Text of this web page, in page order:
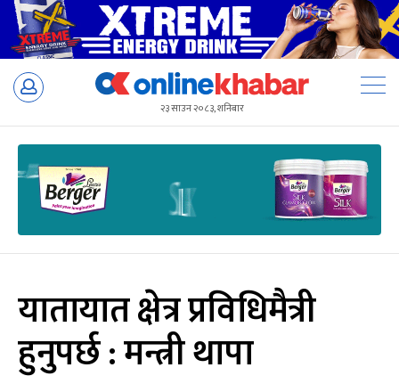
Skip
२३ साउन २०८३, शनिबार
यातायात क्षेत्र प्रविधिमैत्री
हुनुपर्छ : मन्त्री थापा